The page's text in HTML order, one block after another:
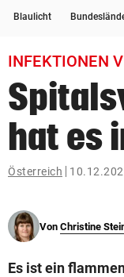
search
Suchbegriff
eingeben
© Krone Multimedia
Blaulicht
INFEKTIONEN
hat es
Österreich
Von Christine
Es ist ein